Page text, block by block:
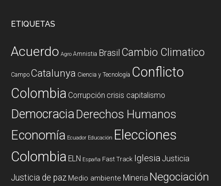
ETIQUETAS
Acuerdo Agro Amnistia Brasil Cambio Climatico
Campo Catalunya Ciencia y Tecnología Conflicto
Colombia Corrupción crisis capitalismo
DemocraciaDerechos Humanos
Economía Ecuador Educación Elecciones
Colombia ELN España Fast Track Iglesia Justicia
Justicia de paz Medio ambiente Mineria Negociación